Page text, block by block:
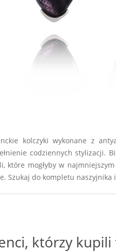
kolczyki wykonane z
codziennych stylizacji.
które mogłyby w
Szukaj do kompletu
którzy